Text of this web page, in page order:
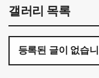
갤러리 목록
등록된 글이 없습